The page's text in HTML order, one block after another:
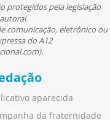
protegidos pela legislação
comunicação, eletrônico ou
do A12
aparecida
da fraternidade